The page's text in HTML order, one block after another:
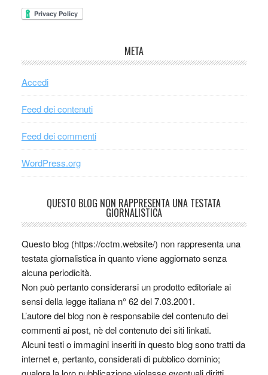
META
Accedi
Feed dei contenuti
Feed dei commenti
WordPress.org
QUESTO BLOG NON RAPPRESENTA UNA TESTATA
GIORNALISTICA
Questo blog (https://cctm.website/) non rappresenta una
testata giornalistica in quanto viene aggiornato senza
alcuna periodicità.
Non può pertanto considerarsi un prodotto editoriale ai
sensi della legge italiana n° 62 del 7.03.2001.
L’autore del blog non è responsabile del contenuto dei
commenti ai post, nè del contenuto dei siti linkati.
Alcuni testi o immagini inseriti in questo blog sono tratti da
internet e, pertanto, considerati di pubblico dominio;